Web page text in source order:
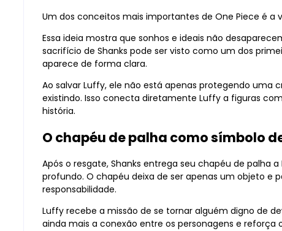
Um dos conceitos mais importantes de One Piece é a
Essa ideia mostra que sonhos e ideais não
sacrifício de Shanks pode ser visto como um dos
aparece de forma clara.
Ao salvar Luffy, ele não está apenas protegendo uma
existindo. Isso conecta diretamente Luffy a figuras
história.
O chapéu de palha como símbolo
Após o resgate, Shanks entrega seu chapéu de palha
profundo. O chapéu deixa de ser apenas um objeto e
responsabilidade.
Luffy recebe a missão de se tornar alguém digno de
ainda mais a conexão entre os personagens e reforça